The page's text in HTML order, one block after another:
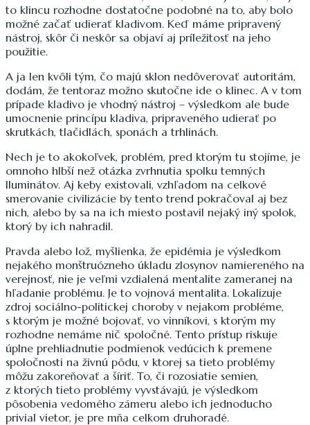
to klincu rozhodne dostatočne podobné na to, aby bolo
možné začať udierať kladivom. Keď máme pripravený
nástroj, skôr či neskôr sa objaví aj príležitosť na jeho
použitie.
A ja len kvôli tým, čo majú sklon nedôverovať autoritám,
dodám, že tentoraz možno skutočne ide o klinec. A v tom
prípade kladivo je vhodný nástroj – výsledkom ale bude
umocnenie princípu kladiva, pripraveného udierať po
skrutkách, tlačidlách, sponách a trhlinách.
Nech je to akokoľvek, problém, pred ktorým tu stojíme, je
omnoho hlbší než otázka zvrhnutia spolku temných
Iluminátov. Aj keby existovali, vzhľadom na celkové
smerovanie civilizácie by tento trend pokračoval aj bez
nich, alebo by sa na ich miesto postavil nejaký iný spolok,
ktorý by ich nahradil.
Pravda alebo lož, myšlienka, že epidémia je výsledkom
nejakého monštruózneho úkladu zlosynov namiereného na
verejnosť, nie je veľmi vzdialená mentalite zameranej na
hľadanie problému. Je to vojnová mentalita. Lokalizuje
zdroj sociálno-politickej choroby v nejakom probléme,
s ktorým je možné bojovať, vo vinníkovi, s ktorým my
rozhodne nemáme nič spoločné. Tento prístup riskuje
úplne prehliadnutie podmienok vedúcich k premene
spoločnosti na živnú pôdu, v ktorej sa tieto problémy
môžu zakoreňovať a šíriť. To, či rozosiatie semien,
z ktorých tieto problémy vyvstávajú, je výsledkom
pôsobenia vedomého zámeru alebo ich jednoducho
privial vietor, je pre mňa celkom druhoradé.